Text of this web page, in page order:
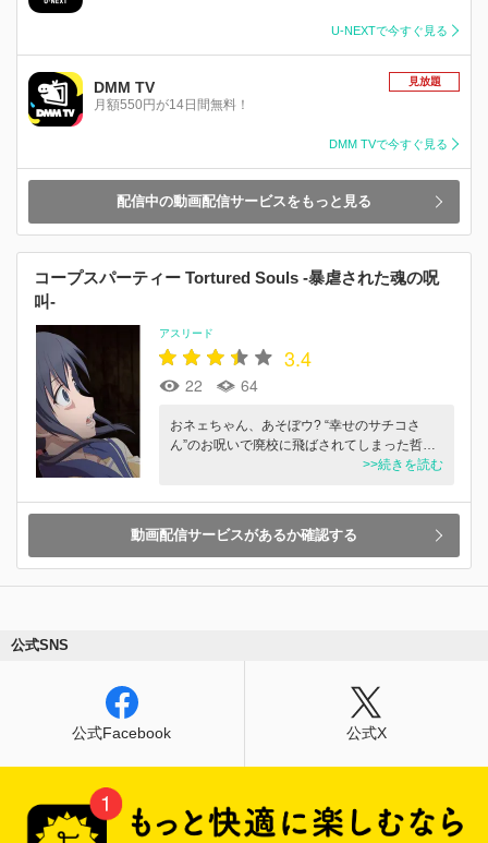
U-NEXTで今すぐ見る
DMM TV
月額550円が14日間無料！
見放題
DMM TVで今すぐ見る
配信中の動画配信サービスをもっと見る
コープスパーティー Tortured Souls -暴虐された魂の呪
叫-
アスリード
3.4
22 64
おネェちゃん、あそぼウ? “幸せのサチコさ
ん”のお呪いで廃校に飛ばされてしまった哲…
>>続きを読む
動画配信サービスがあるか確認する
公式SNS
公式Facebook 公式X